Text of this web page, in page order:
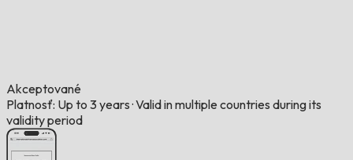
Akceptované
Platnosť: Up to 3 years ·Valid in multiple countries during its
validity period